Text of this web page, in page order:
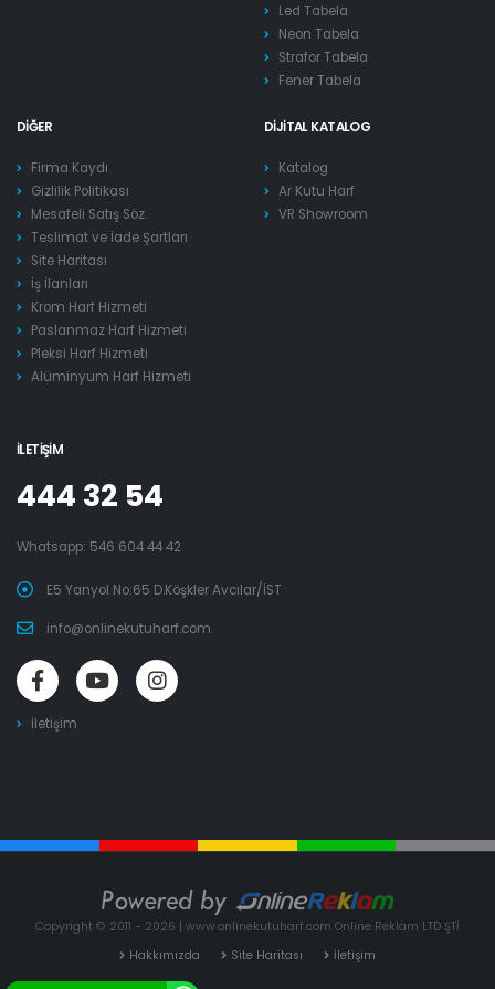
Led Tabela
Neon Tabela
Strafor Tabela
Fener Tabela
DIĞER
Firma Kaydı
Gizlilik Politikası
Mesafeli Satış Söz.
Teslimat ve İade Şartları
Site Haritası
İş İlanları
Krom Harf Hizmeti
Paslanmaz Harf Hizmeti
Pleksi Harf Hizmeti
Alüminyum Harf Hizmeti
DIJITAL KATALOG
Katalog
Ar Kutu Harf
VR Showroom
İLETIŞIM
444 32 54
Whatsapp: 546 604 44 42
E5 Yanyol No:65 D.Köşkler Avcılar/İST
info@onlinekutuharf.com
İletişim
Copyright © 2011 - 2026 | www.onlinekutuharf.com Online Reklam LTD ŞTİ
Hakkımızda
Site Haritası İletişim